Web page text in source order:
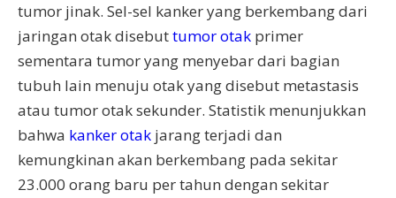
tumor jinak. Sel-sel kanker yang berkembang dari
jaringan otak disebuttumor otak primer
sementara tumor yang menyebar dari bagian
tubuh lain menuju otak yang disebut metastasis
atau tumor otak sekunder. Statistik menunjukkan
bahwa kanker otak jarang terjadi dan
kemungkinan akan berkembang pada sekitar
23.000 orang baru per tahun dengan sekitar